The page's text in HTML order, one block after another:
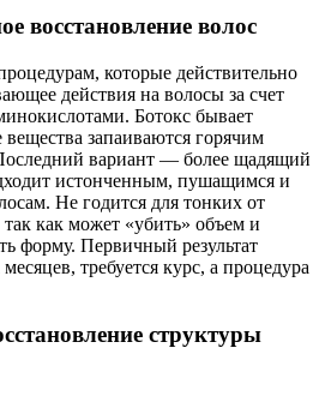
восстановление волос
которые действительно
действия на волосы за счет
Ботокс бывает
запаиваются горячим
вариант — более щадящий
истонченным, пушащимся и
Не годится для тонких от
как может «убить» объем и
форму. Первичный результат
требуется курс, а процедура
структуры